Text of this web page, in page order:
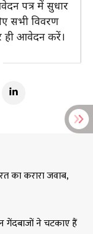
पत्र में सुधार
सभी विवरण
ही आवेदन करें।
का करारा जवाब,
गेंदबाजों ने चटकाए हैं